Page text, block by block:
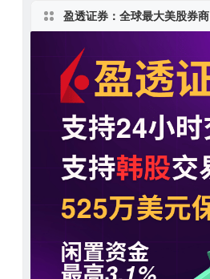
盈透证券：全球最大美股券商